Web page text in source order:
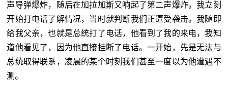
声导弹爆炸，随后在加拉加斯又响起了第二声爆炸。我立刻
开始打电话了解情况，当时就判断我们正遭受袭击。我随即
给我父亲，也就是总统打了电话，他看到了我的来电，我知
道他看见了，因为他直接挂断了电话。一开始，先是无法与
总统取得联系，凌晨的某个时刻我们甚至一度以为他遭遇不
测。